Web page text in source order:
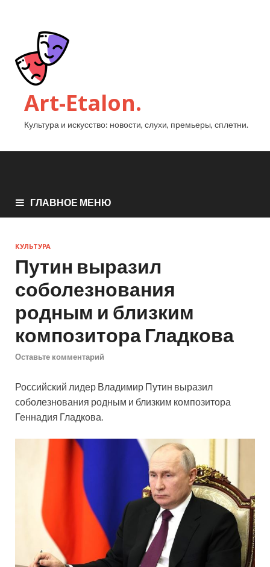
Art-Etalon.
Культура и искусство: новости, слухи, премьеры, сплетни.
ГЛАВНОЕ МЕНЮ
КУЛЬТУРА
Путин выразил
соболезнования
родным и близким
композитора Гладкова
Оставьте комментарий
Российский лидер Владимир Путин выразил
соболезнования родным и близким композитора
Геннадия Гладкова.